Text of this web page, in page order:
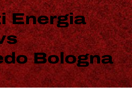
Energia
Bologna